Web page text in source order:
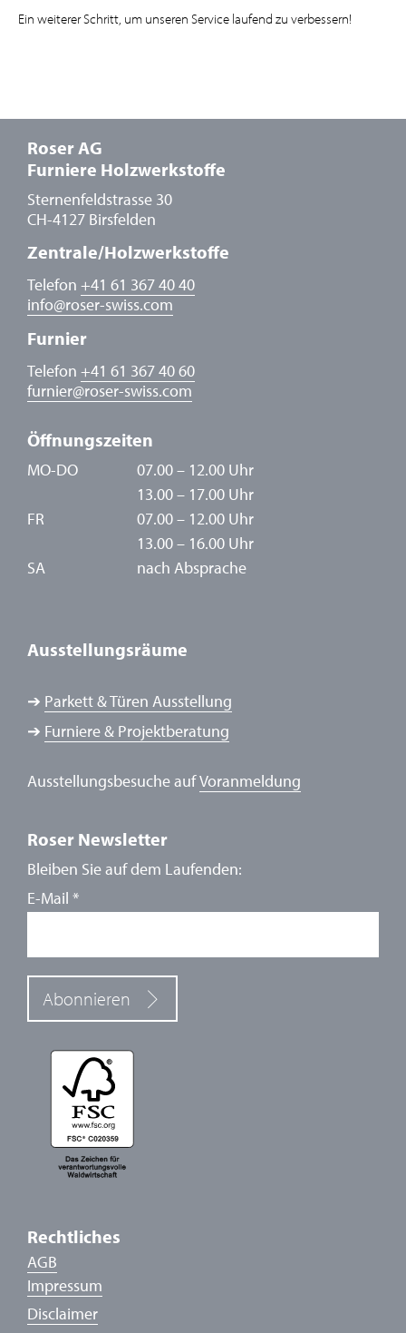
Ein weiterer Schritt, um unseren Service laufend zu verbessern!
Roser AG
Furniere Holzwerkstoffe
Sternenfeldstrasse 30
CH-4127 Birsfelden
Zentrale/Holzwerkstoffe
Telefon +41 61 367 40 40
info@roser-swiss.com
Furnier
Telefon +41 61 367 40 60
furnier@roser-swiss.com
Öffnungszeiten
MO-DO
07.00 – 12.00 Uhr
13.00 – 17.00 Uhr
FR
07.00 – 12.00 Uhr
13.00 – 16.00 Uhr
SA
nach Absprache
Ausstellungsräume
➔ Parkett & Türen Ausstellung
➔ Furniere & Projektberatung
Ausstellungsbesuche aufVoranmeldung
Roser Newsletter
Bleiben Sie auf dem Laufenden:
E-Mail *
Abonnieren
Rechtliches
AGB
Impressum
Disclaimer